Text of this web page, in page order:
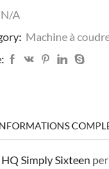
N/A
Machine à
HQ Simply Sixteen